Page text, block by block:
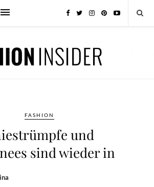
FASHION
und
sind wieder in